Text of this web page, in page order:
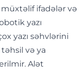
ifadələr və
yazı
yazı səhvlərini
və ya
Alət